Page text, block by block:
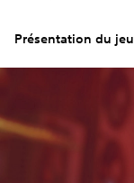
Présentation du jeu